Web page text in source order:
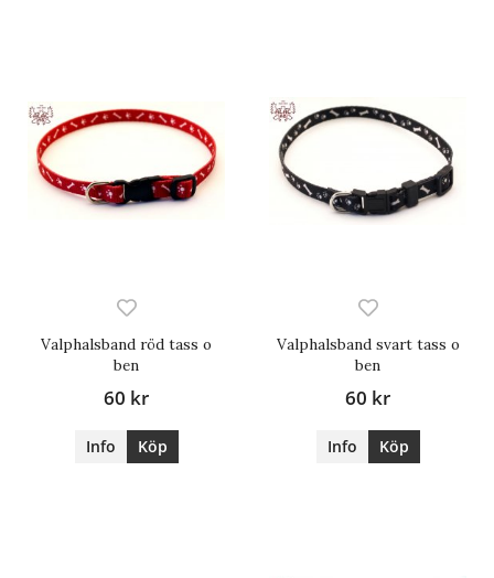
Valphalsband röd tass o
ben
60 kr
Info Köp
Valphalsband svart tass o
ben
60 kr
Info Köp